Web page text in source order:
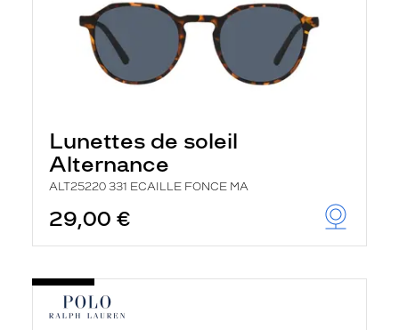
Lunettes de soleil
Alternance
ALT25220 331 ECAILLE FONCE MA
29,00 €